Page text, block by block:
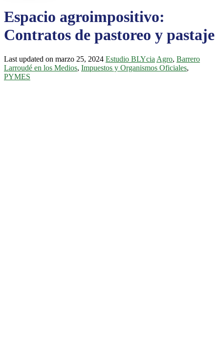
Espacio agroimpositivo:
Contratos de pastoreo y pastaje
Last updated on marzo 25, 2024 Estudio BLYcia Agro, Barrero
Larroudé en los Medios, Impuestos y Organismos Oficiales,
PYMES